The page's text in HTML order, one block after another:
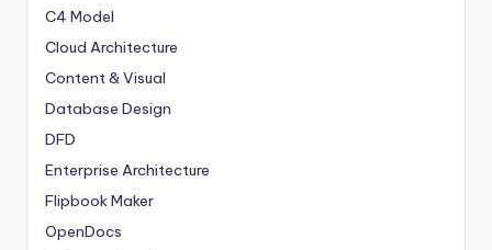
C4 Model
Cloud Architecture
Content & Visual
Database Design
DFD
Enterprise Architecture
Flipbook Maker
OpenDocs